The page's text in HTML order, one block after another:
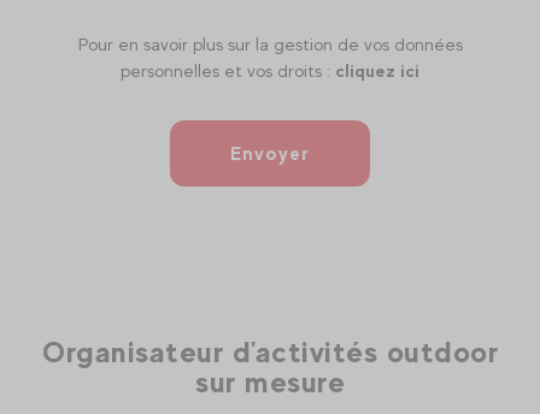
Pour en savoir plus sur la gestion de vos données
personnelles et vos droits : cliquez ici
Envoyer
Organisateur d'activités outdoor
sur mesure